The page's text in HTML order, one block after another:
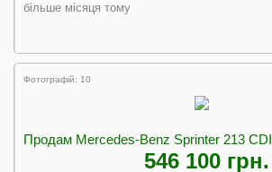
більше місяця тому
Фотографій: 10
Продам Mercedes-Benz Sprinter 213 CDI
546 100 грн.